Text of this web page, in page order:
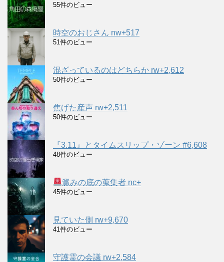
55件のビュー
時空のおじさん nw+517
51件のビュー
混ざっているのはどちらか rw+2,612
50件のビュー
焦げた産声 rw+2,511
50件のビュー
『3.11』とタイムスリップ・ゾーン #6,608
48件のビュー
澱みの底の蒐集者 nc+
45件のビュー
見ていた側 rw+9,670
41件のビュー
守護霊の会議 rw+2,584